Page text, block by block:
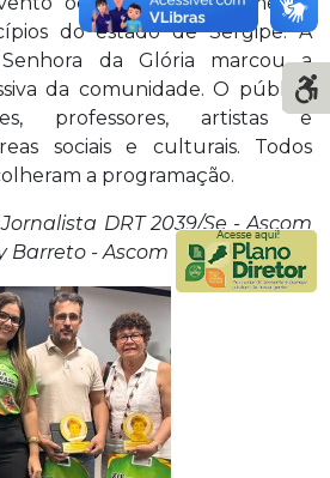
do estado de Sergipe. A
da Glória marcou a
da comunidade. O público
professores, artistas e
sociais e culturais. Todos
a programação.
DRT 2039/Se - Ascom
Barreto - Ascom Glória